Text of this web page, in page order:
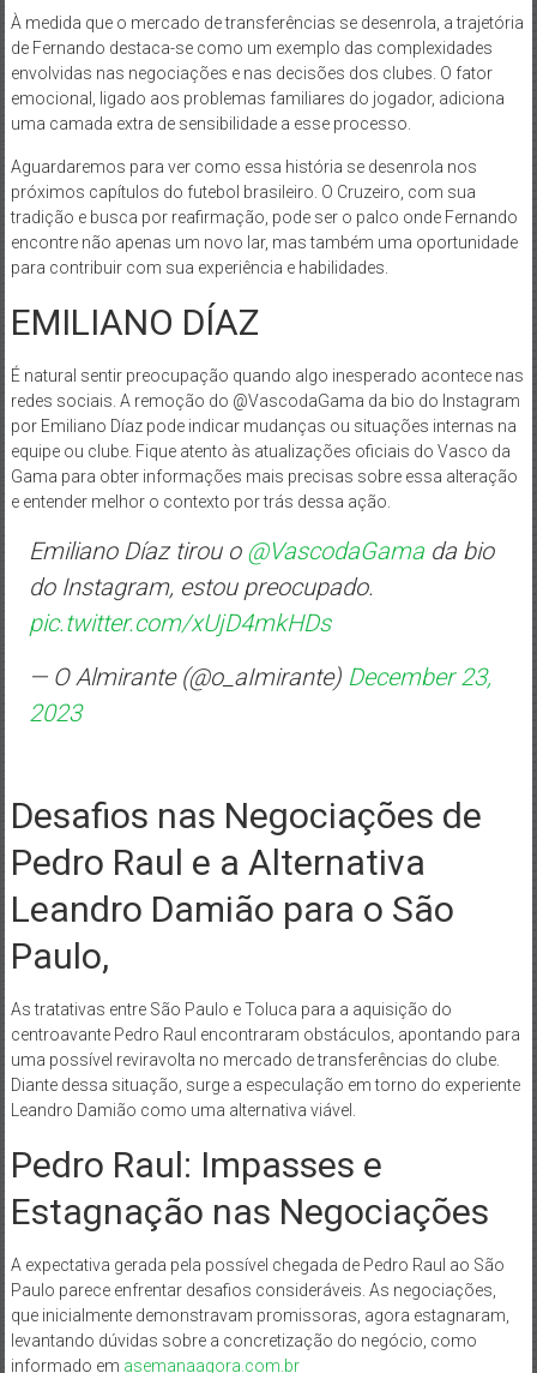
À medida que o mercado de transferências se desenrola, a trajetória
de Fernando destaca-se como um exemplo das complexidades
envolvidas nas negociações e nas decisões dos clubes. O fator
emocional, ligado aos problemas familiares do jogador, adiciona
uma camada extra de sensibilidade a esse processo.
Aguardaremos para ver como essa história se desenrola nos
próximos capítulos do futebol brasileiro. O Cruzeiro, com sua
tradição e busca por reafirmação, pode ser o palco onde Fernando
encontre não apenas um novo lar, mas também uma oportunidade
para contribuir com sua experiência e habilidades.
EMILIANO DÍAZ
É natural sentir preocupação quando algo inesperado acontece nas
redes sociais. A remoção do @VascodaGama da bio do Instagram
por Emiliano Díaz pode indicar mudanças ou situações internas na
equipe ou clube. Fique atento às atualizações oficiais do Vasco da
Gama para obter informações mais precisas sobre essa alteração
e entender melhor o contexto por trás dessa ação.
Emiliano Díaz tirou o @VascodaGamada bio
do Instagram, estou preocupado.
pic.twitter.com/xUjD4mkHDs
— O Almirante (@o_aImirante) December 23,
2023
Desafios nas Negociações de
Pedro Raul e a Alternativa
Leandro Damião para o São
Paulo,
As tratativas entre São Paulo e Toluca para a aquisição do
centroavante Pedro Raul encontraram obstáculos, apontando para
uma possível reviravolta no mercado de transferências do clube.
Diante dessa situação, surge a especulação em torno do experiente
Leandro Damião como uma alternativa viável.
Pedro Raul: Impasses e
Estagnação nas Negociações
A expectativa gerada pela possível chegada de Pedro Raul ao São
Paulo parece enfrentar desafios consideráveis. As negociações,
que inicialmente demonstravam promissoras, agora estagnaram,
levantando dúvidas sobre a concretização do negócio, como
informado em asemanaagora.com.br